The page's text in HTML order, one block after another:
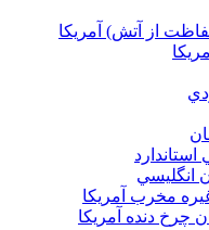
از آتش) آمریکا
استاندارد
انگليسي
مخرب آمريکا
چرخ دنده آمريکا